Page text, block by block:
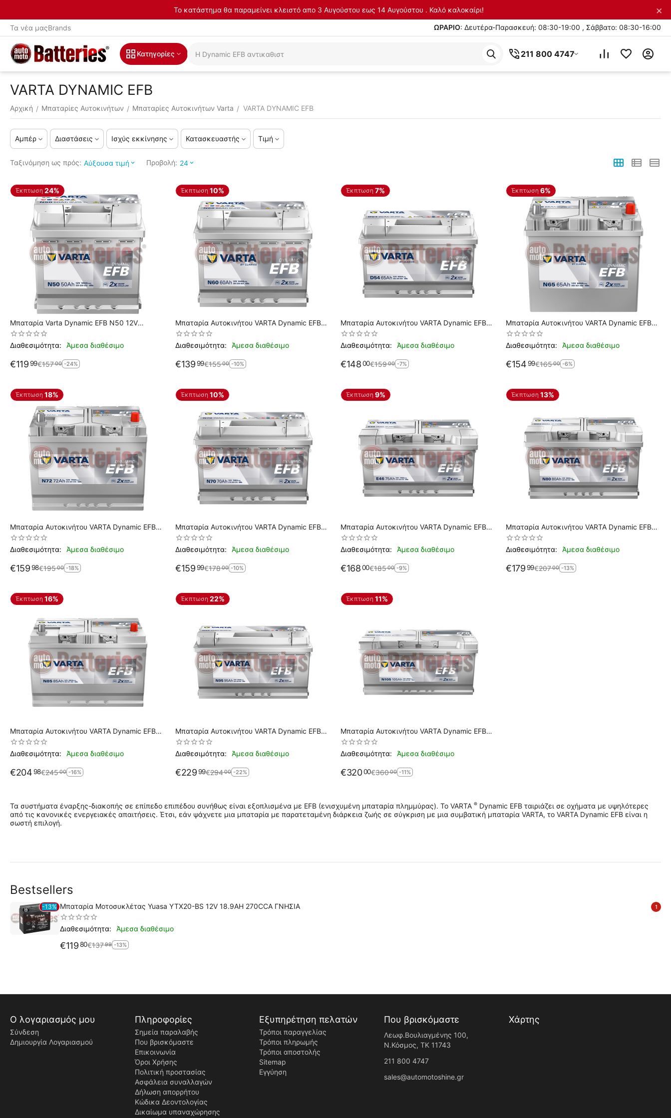
Το κατάστημα θα παραμείνει κλειστό απο 3 Αυγούστου εως 14 Αυγούστου . Καλό καλοκαίρι! ×
Τα νέα μαςBrands ΩΡΑΡΙΟ: Δευτέρα-Παρασκευή: 08:30-19:00 , Σάββατο: 08:30-16:00
Κατηγορίες 211 800 4747
VARTA DYNAMIC EFB
Αρχική / Μπαταρίες Αυτοκινήτων / Μπαταρίες Αυτοκινήτων Varta / VARTA DYNAMIC EFB
Αμπέρ Διαστάσεις Ισχύς εκκίνησης Κατασκευαστής Τιμή
Τα συστήματα έναρξης-διακοπής σε επίπεδο επιπέδου συνήθως είναι εξοπλισμένα με EFB (ενισχυμένη μπαταρία πλημμύρας). Το VARTA ® Dynamic EFB ταιριάζει σε οχήματα με υψηλότερες
από τις κανονικές ενεργειακές απαιτήσεις. Έτσι, εάν ψάχνετε μια μπαταρία με παρατεταμένη διάρκεια ζωής σε σύγκριση με μια συμβατική μπαταρία VARTA, το VARTA Dynamic EFB είναι η
σωστή επιλογή.
Ταξινόμηση ως πρός: Αύξουσα τιμή Προβολή: 24
Έκπτωση 24%
Μπαταρία Varta Dynamic EFB N50 12V
Capacity 20hr 50 (Ah):EN (Amps): 550EN A
Εκκίνησης
Διαθεσιμότητα: Άμεσα διαθέσιμο
€119 99€15700 -24%
Έκπτωση 10%
Μπαταρία Αυτοκινήτου VARTA Dynamic EFB
Διαθεσιμότητα:
Άμεσα διαθέσιμο
€139 99€15500 -10%
Έκπτωση 7%
Μπαταρία Αυτοκινήτου VARTA Dynamic EFB
D54 Start Stop 12V 65AH 650EN A Εκκίνησης
Διαθεσιμότητα:
Άμεσα διαθέσιμο
€14800€15900 -7%
Έκπτωση 6%
Μπαταρία Αυτοκινήτου VARTA Dynamic EFB
Διαθεσιμότητα:
Άμεσα διαθέσιμο
€154 99€16500 -6%
Έκπτωση 18%
Μπαταρία Αυτοκινήτου VARTA Dynamic EFB
N72 Start Stop 12V 72AH 760EN A Εκκίνησης
Διαθεσιμότητα:
Άμεσα διαθέσιμο
€159 98€19500 -18%
Έκπτωση 10%
Μπαταρία Αυτοκινήτου VARTA Dynamic EFB
N70 Start Stop 12V 70AH 760EN A Εκκίνησης
Διαθεσιμότητα:
Άμεσα διαθέσιμο
€159 99€17800 -10%
Έκπτωση 9%
Μπαταρία Αυτοκινήτου VARTA Dynamic EFB
E46 Start Stop 12V 75AH 730EN A Εκκίνησης
Διαθεσιμότητα:
Άμεσα διαθέσιμο
€16800€18500 -9%
Έκπτωση 13%
Μπαταρία Αυτοκινήτου VARTA Dynamic EFB
N80 Start Stop 12V 80AH 800EN A Εκκίνησης
Διαθεσιμότητα:
Άμεσα διαθέσιμο
€179 99€20700 -13%
Έκπτωση 16%
Μπαταρία Αυτοκινήτου VARTA Dynamic EFB
Διαθεσιμότητα:
Άμεσα διαθέσιμο
€204 98€24500 -16%
Έκπτωση 22%
Μπαταρία Αυτοκινήτου VARTA Dynamic EFB
Technology N95 Start Stop 12V 95AH 850A
Εκκίνησης
Διαθεσιμότητα: Άμεσα διαθέσιμο
€229 99€29400 -22%
Έκπτωση 11%
Μπαταρία Αυτοκινήτου VARTA Dynamic EFB
N105 Start Stop 12V 105AH 950A Εκκίνησης
Διαθεσιμότητα:
Άμεσα διαθέσιμο
€32000€36000 -11%
Bestsellers
13% 1
Μπαταρία Μοτοσυκλέτας Yuasa YTX20-BS 12V 18.9AH 270CCA ΓΝΗΣΙΑ
Διαθεσιμότητα: Άμεσα διαθέσιμο
€11980€13799 -13%
Ο λογαριασμός μου
Σύνδεση
Δημιουργία Λογαριασμού
Πληροφορίες
Σημεία παραλαβής
Που βρισκόμαστε
Επικοινωνία
Όροι Χρήσης
Πολιτική προστασίας
Ασφάλεια συναλλαγών
Δήλωση απορρήτου
Κώδικα Δεοντολογίας
Δικαίωμα υπαναχώρησης
Εξυπηρέτηση πελατών
Τρόποι παραγγελίας
Τρόποι πληρωμής
Τρόποι αποστολής
Sitemap
Εγγύηση
Που βρισκόμαστε
Λεωφ.Βουλιαγμένης 100,
Ν.Κόσμος, ΤK 11743
211 800 4747
sales@automotoshine.gr
Χάρτης